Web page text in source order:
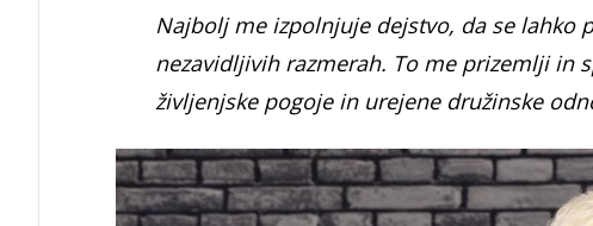
Najbolj me izpolnjuje dejstvo, da se lahko
nezavidljivih razmerah. To me prizemlji in
življenjske pogoje in urejene družinske